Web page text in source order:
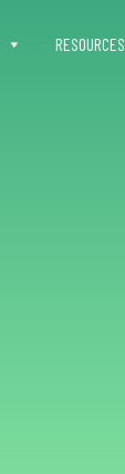
RESOURCES